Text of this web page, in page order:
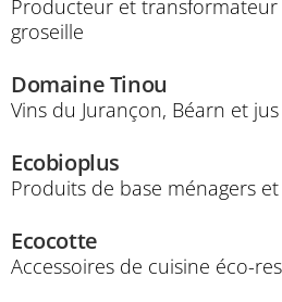
Producteur et transformateur
groseille
Domaine Tinou
Vins du Jurançon, Béarn et
Ecobioplus
Produits de base ménagers
Ecocotte
Accessoires de cuisine éco-